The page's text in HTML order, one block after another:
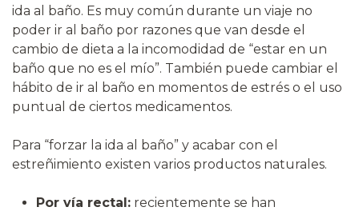
ida al baño. Es muy común durante un viaje no
poder ir al baño por razones que van desde el
cambio de dieta a la incomodidad de “estar en un
baño que no es el mío”. También puede cambiar el
hábito de ir al baño en momentos de estrés o el uso
puntual de ciertos medicamentos.
Para “forzar la ida al baño” y acabar con el
estreñimiento existen varios productos naturales.
Por vía rectal: recientemente se han